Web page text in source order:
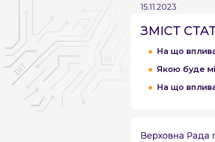
15.11.2023
ЗМІСТ
На що
Якою буде
На що
Верховна Рада